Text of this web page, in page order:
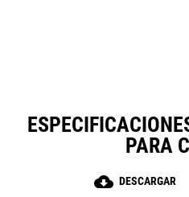
PARA
cloud_download DESCARGAR